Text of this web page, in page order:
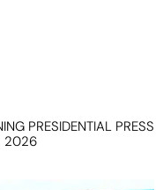
PRESIDENTIAL PRESS
2026